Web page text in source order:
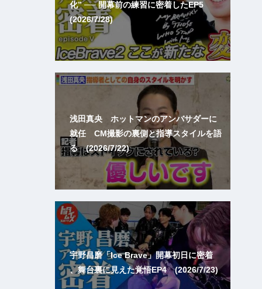
化” ── 開幕前の練習に密着したEP5
(2026/7/28)
浅田真央 ホットマンのアンバサダーに
就任 CM撮影の裏側と指導スタイルを語
る (2026/7/22)
宇野昌磨「Ice Brave」開幕初日に密着
、舞台裏に見えた覚悟EP4 (2026/7/23)